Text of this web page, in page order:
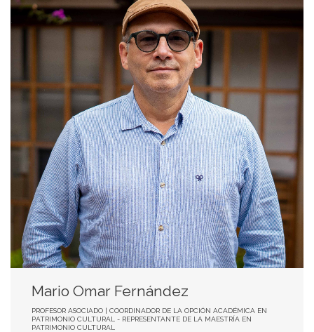
Mario Omar Fernández
PROFESOR ASOCIADO | COORDINADOR DE LA OPCIÓN ACADÉMICA EN
PATRIMONIO CULTURAL - REPRESENTANTE DE LA MAESTRÍA EN
PATRIMONIO CULTURAL